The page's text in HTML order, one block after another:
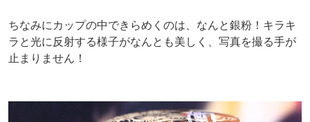
ちなみにカップの中できらめくのは、なんと銀粉！キラキ
ラと光に反射する様子がなんとも美しく、写真を撮る手が
止まりません！